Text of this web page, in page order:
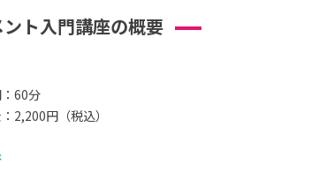
ト入門講座の概要
60分
2,200円（税込）